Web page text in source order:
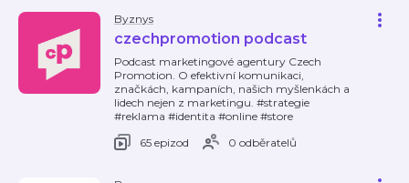
Byznys
czechpromotion podcast
Podcast marketingové agentury Czech
Promotion. O efektivní komunikaci,
značkách, kampaních, našich myšlenkách a
lidech nejen z marketingu. #strategie
#reklama #identita #online #store
65 epizod
0 odběratelů